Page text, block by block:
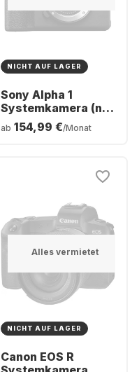
NICHT AUF LAGER
Sony Alpha 1
Systemkamera (nur
Gehäuse)
ab 154,99 €/Monat
Alles vermietet
NICHT AUF LAGER
Canon EOS R